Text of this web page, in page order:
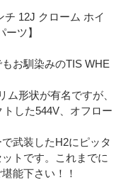
チ 12J クローム ホイ
ツ】
お馴染みのTIS WHE
形状が有名ですが、
した544V、オフロー
武装したH2にピッタ
トです。これまでに
能下さい！！